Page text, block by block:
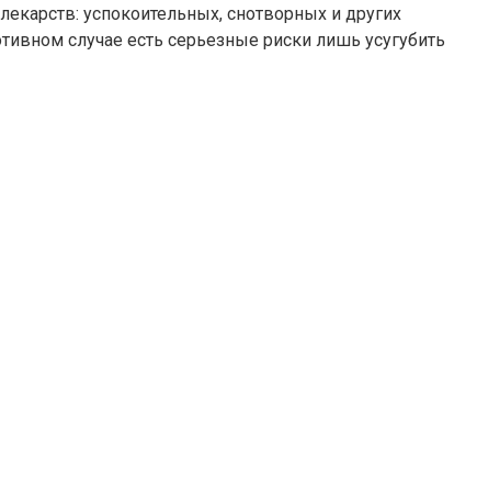
успокоительных, снотворных и других
случае есть серьезные риски лишь усугубить